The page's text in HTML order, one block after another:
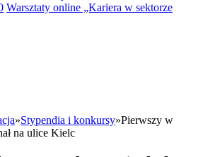
Warsztaty online „Kariera w sektorze
»Stypendia i konkursy»Pierwszy w
na ulice Kielc